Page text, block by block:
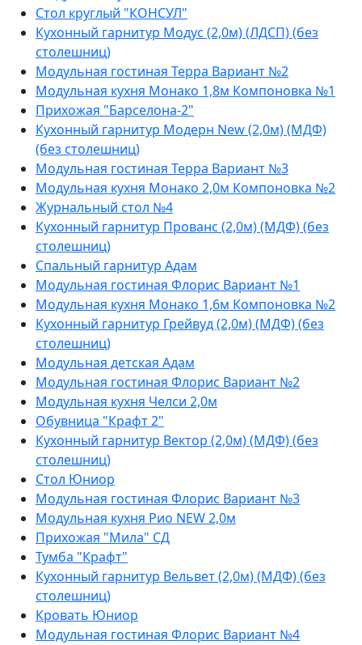
Стол круглый "КОНСУЛ"
Кухонный гарнитур Модус (2,0м) (ЛДСП) (без
столешниц)
Модульная гостиная Терра Вариант №2
Модульная кухня Монако 1,8м Компоновка №1
Прихожая "Барселона-2"
Кухонный гарнитур Модерн New (2,0м) (МДФ)
(без столешниц)
Модульная гостиная Терра Вариант №3
Модульная кухня Монако 2,0м Компоновка №2
Журнальный стол №4
Кухонный гарнитур Прованс (2,0м) (МДФ) (без
столешниц)
Спальный гарнитур Адам
Модульная гостиная Флорис Вариант №1
Модульная кухня Монако 1,6м Компоновка №2
Кухонный гарнитур Грейвуд (2,0м) (МДФ) (без
столешниц)
Модульная детская Адам
Модульная гостиная Флорис Вариант №2
Модульная кухня Челси 2,0м
Обувница "Крафт 2"
Кухонный гарнитур Вектор (2,0м) (МДФ) (без
столешниц)
Стол Юниор
Модульная гостиная Флорис Вариант №3
Модульная кухня Рио NEW 2,0м
Прихожая "Мила" СД
Тумба "Крафт"
Кухонный гарнитур Вельвет (2,0м) (МДФ) (без
столешниц)
Кровать Юниор
Модульная гостиная Флорис Вариант №4